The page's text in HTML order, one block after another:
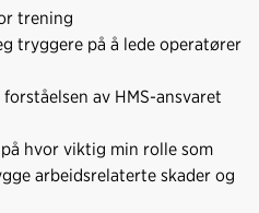
trening
tryggere på å lede operatører
av HMS-ansvaret
hvor viktig min rolle som
arbeidsrelaterte skader og